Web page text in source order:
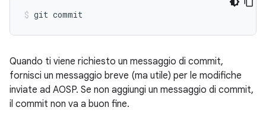
Quando ti viene richiesto un messaggio di commit,
fornisci un messaggio breve (ma utile) per le modifiche
inviate ad AOSP. Se non aggiungi un messaggio di commit,
il commit non va a buon fine.